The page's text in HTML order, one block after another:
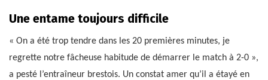
Une entame toujours difficile
« On a été trop tendre dans les 20 premières minutes, je
regrette notre fâcheuse habitude de démarrer le match à 2-0 »,
a pesté l’entraîneur brestois. Un constat amer qu’il a étayé en